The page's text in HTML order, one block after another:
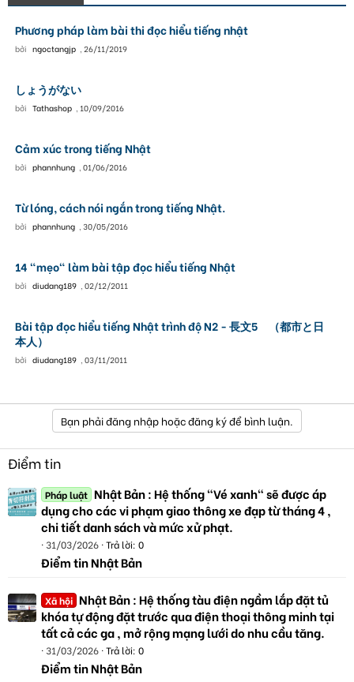
Phương pháp làm bài thi đọc hiểu tiếng nhật
bởi ngoctangjp 26/11/2019
しょうがない
bởi Tathashop 10/09/2016
Cảm xúc trong tiếng Nhật
bởi phannhung 01/06/2016
Từ lóng, cách nói ngắn trong tiếng Nhật.
bởi phannhung 30/05/2016
14 "mẹo" làm bài tập đọc hiểu tiếng Nhật
bởi diudang189 02/12/2011
Bài tập đọc hiểu tiếng Nhật trình độ N2 - 長文5 （都市と日
本人）
bởi diudang189 03/11/2011
Bạn phải đăng nhập hoặc đăng ký để bình luận.
Điểm tin
Pháp luật Nhật Bản : Hệ thống "Vé xanh" sẽ được áp
dụng cho các vi phạm giao thông xe đạp từ tháng 4 ,
chi tiết danh sách và mức xử phạt.
31/03/2026 Trả lời: 0
Điểm tin Nhật Bản
Xã hội Nhật Bản : Hệ thống tàu điện ngầm lắp đặt tủ
khóa tự động đặt trước qua điện thoại thông minh tại
tất cả các ga , mở rộng mạng lưới do nhu cầu tăng.
31/03/2026 Trả lời: 0
Điểm tin Nhật Bản